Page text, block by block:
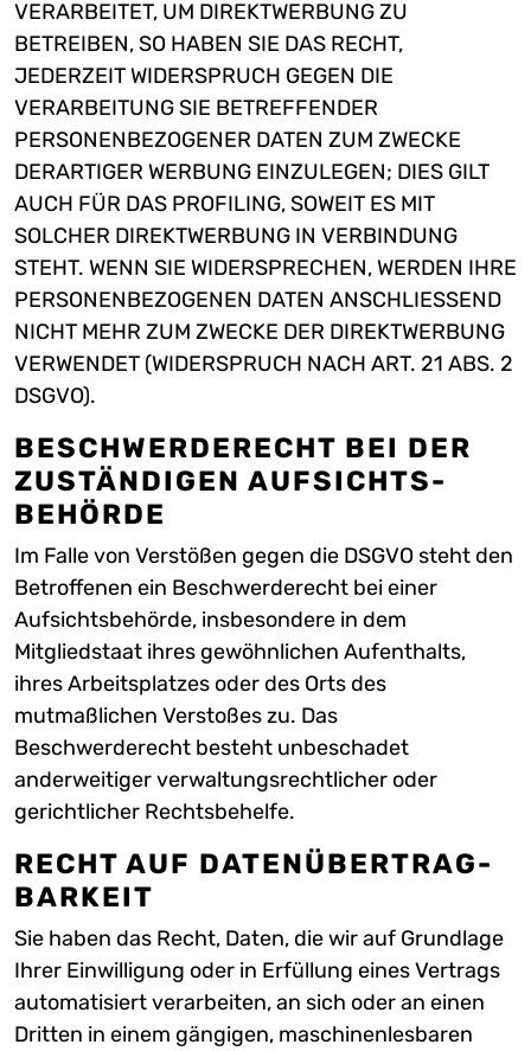
VERARBEITET, UM DIREKTWERBUNG ZU
BETREIBEN, SO HABEN SIE DAS RECHT,
JEDERZEIT WIDERSPRUCH GEGEN DIE
VERARBEITUNG SIE BETREFFENDER
PERSONENBEZOGENER DATEN ZUM ZWECKE
DERARTIGER WERBUNG EINZULEGEN; DIES GILT
AUCH FÜR DAS PROFILING, SOWEIT ES MIT
SOLCHER DIREKTWERBUNG IN VERBINDUNG
STEHT. WENN SIE WIDERSPRECHEN, WERDEN IHRE
PERSONENBEZOGENEN DATEN ANSCHLIESSEND
NICHT MEHR ZUM ZWECKE DER DIREKTWERBUNG
VERWENDET (WIDERSPRUCH NACH ART. 21 ABS. 2
DSGVO).
BESCHWERDE­RECHT BEI DER
ZUSTÄNDIGEN AUFSICHTS­
BEHÖRDE
Im Falle von Verstößen gegen die DSGVO steht den
Betroffenen ein Beschwerderecht bei einer
Aufsichtsbehörde, insbesondere in dem
Mitgliedstaat ihres gewöhnlichen Aufenthalts,
ihres Arbeitsplatzes oder des Orts des
mutmaßlichen Verstoßes zu. Das
Beschwerderecht besteht unbeschadet
anderweitiger verwaltungsrechtlicher oder
gerichtlicher Rechtsbehelfe.
RECHT AUF DATEN­ÜBERTRAG­
BARKEIT
Sie haben das Recht, Daten, die wir auf Grundlage
Ihrer Einwilligung oder in Erfüllung eines Vertrags
automatisiert verarbeiten, an sich oder an einen
Dritten in einem gängigen, maschinenlesbaren